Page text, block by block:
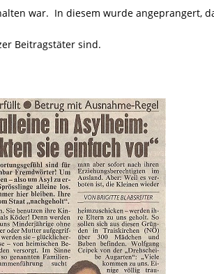
war. In diesem wurde angeprangert,
Beitragstäter sind.